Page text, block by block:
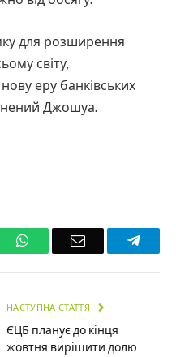
для розширення
світу,
еру банківських
Джошуа.
WhatsAppEmail
НАСТУПНА СТАТТЯ
ЄЦБ планує до кінця
жовтня вирішити долю